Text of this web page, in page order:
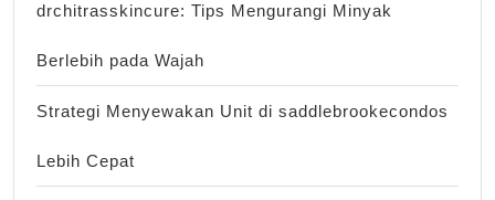
drchitrasskincure: Tips Mengurangi Minyak
Berlebih pada Wajah
Strategi Menyewakan Unit di saddlebrookecondos
Lebih Cepat